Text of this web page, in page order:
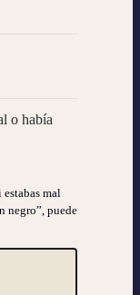
o había
estabas mal
negro”, puede